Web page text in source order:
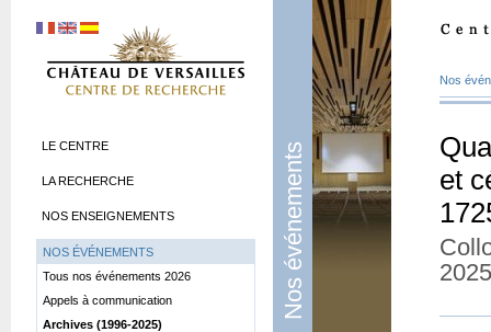
Nos événements
Nos
et
LE CENTRE
LA RECHERCHE
NOS ENSEIGNEMENTS
NOS ÉVÉNEMENTS
Tous nos événements 2026
Appels à communication
Archives (1996-2025)